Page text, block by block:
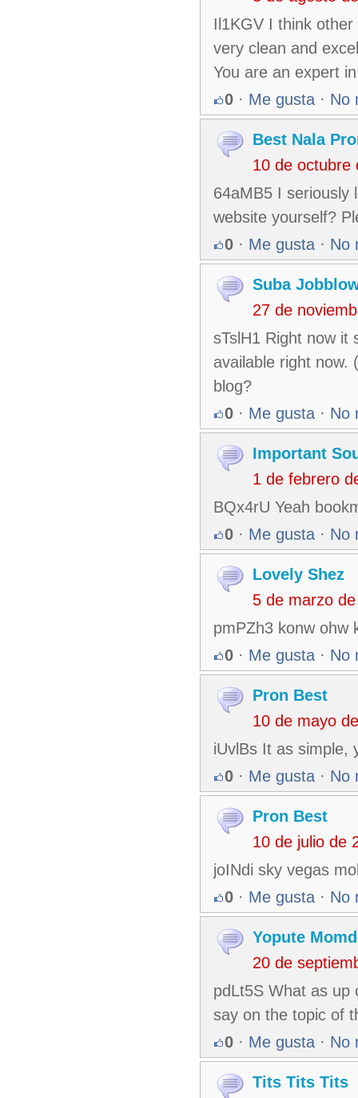
Il1KGV I think
very clean and
You are an expert
0 · Me gusta · No
Best Nala
10 de octubre
64aMB5 I seriously
website yourself?
0 · Me gusta · No
Suba
27 de
sTslH1 Right now it
available right now.
blog?
0 · Me gusta · No
Important
1 de febrero
BQx4rU Yeah
0 · Me gusta · No
Lovely Shez
5 de marzo
pmPZh3 konw ohw
0 · Me gusta · No
Pron Best
10 de mayo
iUvlBs It as simple,
0 · Me gusta · No
Pron Best
10 de julio de
joINdi sky vegas
0 · Me gusta · No
Yopute
20 de
pdLt5S What as up
say on the topic of
0 · Me gusta · No
Tits Tits Tits